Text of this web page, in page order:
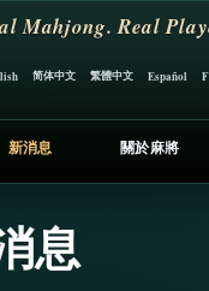
Mahjong. Real
简体中文 繁體中文 Español
新消息 關於麻將
息